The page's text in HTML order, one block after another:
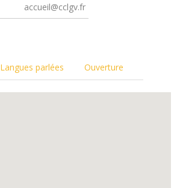
accueil@cclgv.fr
Langues parlées Ouverture